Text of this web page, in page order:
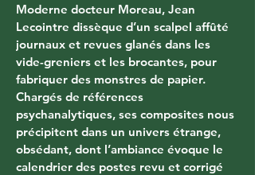
Moderne docteur Moreau, Jean
Lecointre dissèque d’un scalpel affûté
journaux et revues glanés dans les
vide-greniers et les brocantes, pour
fabriquer des monstres de papier.
Chargés de références
psychanalytiques, ses composites nous
précipitent dans un univers étrange,
obsédant, dont l’ambiance évoque le
calendrier des postes revu et corrigé